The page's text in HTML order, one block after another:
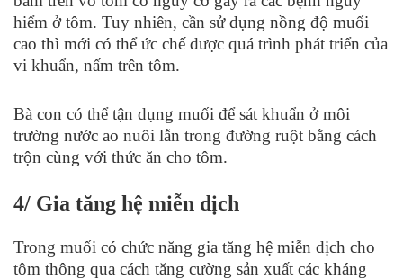
hiểm ở tôm. Tuy nhiên, cần sử dụng nồng độ muối
cao thì mới có thể ức chế được quá trình phát triển của
vi khuẩn, nấm trên tôm.
Bà con có thể tận dụng muối để sát khuẩn ở môi
trường nước ao nuôi lẫn trong đường ruột bằng cách
trộn cùng với thức ăn cho tôm.
4/ Gia tăng hệ miễn dịch
Trong muối có chức năng gia tăng hệ miễn dịch cho
tôm thông qua cách tăng cường sản xuất các kháng